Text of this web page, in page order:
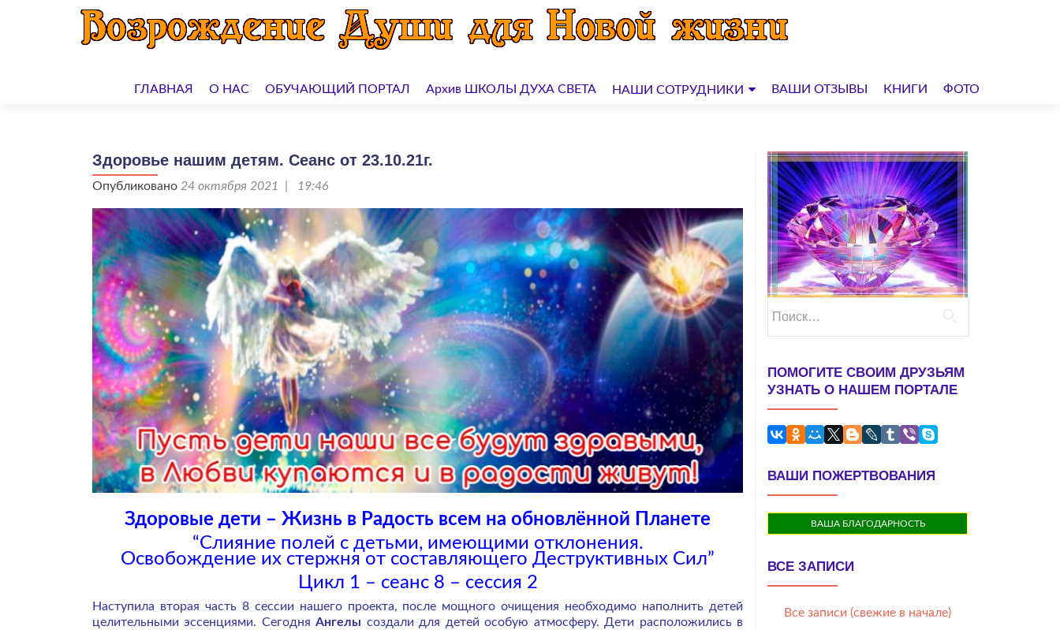
кГЛАВНАЯ О НАС ОБУЧАЮЩИЙ ПОРТАЛ Архив ШКОЛЫ ДУХА СВЕТА НАШИ СОТРУДНИКИ ВАШИ ОТЗЫВЫ КНИГИ ФОТО
Здоровье нашим детям. Сеанс от 23.10.21г.
Опубликовано 24 октября 2021 | 19:46
Здоровые дети – Жизнь в Радость всем на обновлённой Планете
“Слияние полей с детьми, имеющими отклонения.
Освобождение их стержня от составляющего Деструктивных Сил”
Цикл 1 – сеанс 8 – сессия 2
Наступила вторая часть 8 сессии нашего проекта, после мощного очищения необходимо наполнить детей
целительными эссенциями. СегодняАнгелы создали для детей особую атмосферу. Дети расположились в
ПОМОГИТЕ СВОИМ ДРУЗЬЯМ
УЗНАТЬ О НАШЕМ ПОРТАЛЕ
ВАШИ ПОЖЕРТВОВАНИЯ
ВАША БЛАГОДАРНОСТЬ
ВСЕ ЗАПИСИ
Все записи (свежие в начале)